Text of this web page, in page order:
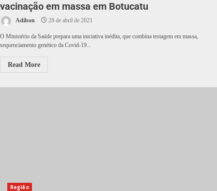
vacinação em massa em Botucatu
Adilson 28 de abril de 2021
O Ministério da Saúde prepara uma iniciativa inédita, que combina testagem em massa,
sequenciamento genético da Covid-19...
Read More
Região